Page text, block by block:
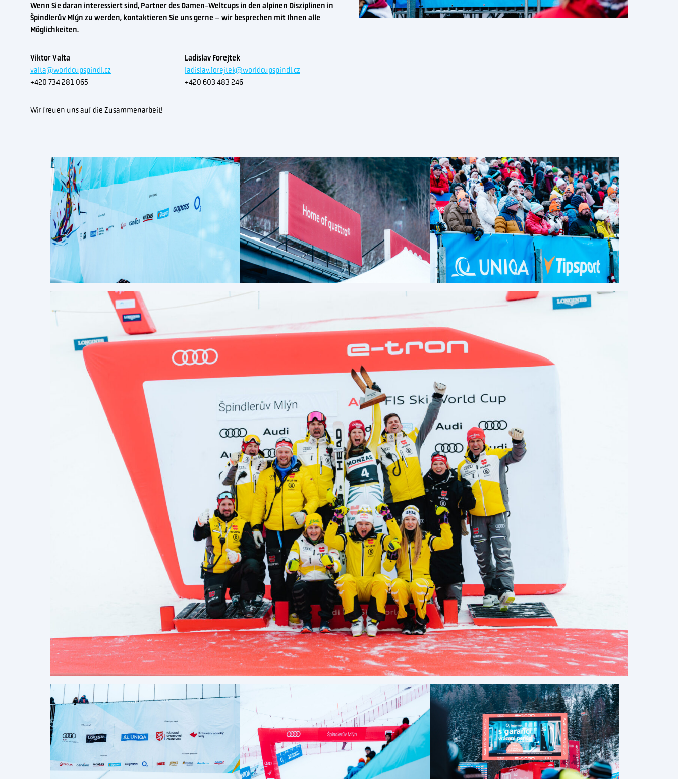
Wenn Sie daran interessiert sind, Partner des Damen-Weltcups in den alpinen Disziplinen in
Špindlerův Mlýn zu werden, kontaktieren Sie uns gerne – wir besprechen mit Ihnen alle
Möglichkeiten.
Viktor Valta
valta@worldcupspindl.cz
+420 734 281 065
Ladislav Forejtek
ladislav.forejtek@worldcupspindl.cz
+420 603 483 246
Wir freuen uns auf die Zusammenarbeit!